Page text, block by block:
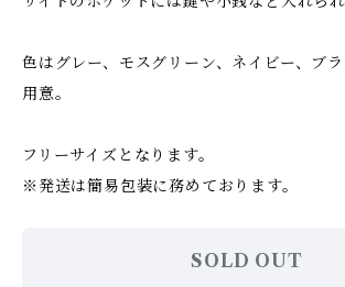
色はグレー、モスグリーン、ネイビー、ブ
用意。
フリーサイズとなります。
※発送は簡易包装に務めております。
SOLD OUT